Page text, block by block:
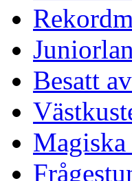
Besatt